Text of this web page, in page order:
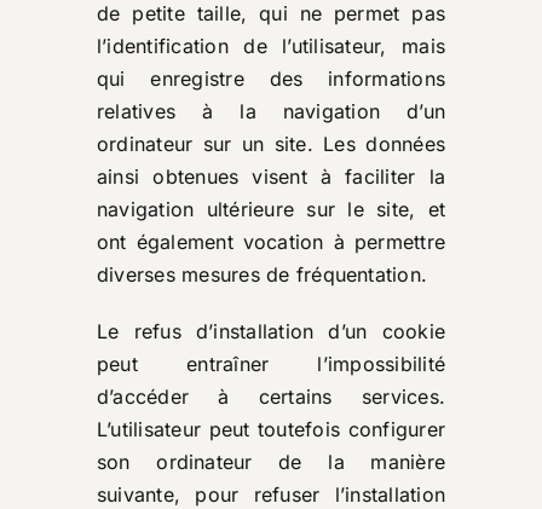
de petite taille, qui ne permet pas
l’identification de l’utilisateur, mais
qui enregistre des informations
relatives à la navigation d’un
ordinateur sur un site. Les données
ainsi obtenues visent à faciliter la
navigation ultérieure sur le site, et
ont également vocation à permettre
diverses mesures de fréquentation.
Le refus d’installation d’un cookie
peut entraîner l’impossibilité
d’accéder à certains services.
L’utilisateur peut toutefois configurer
son ordinateur de la manière
suivante, pour refuser l’installation